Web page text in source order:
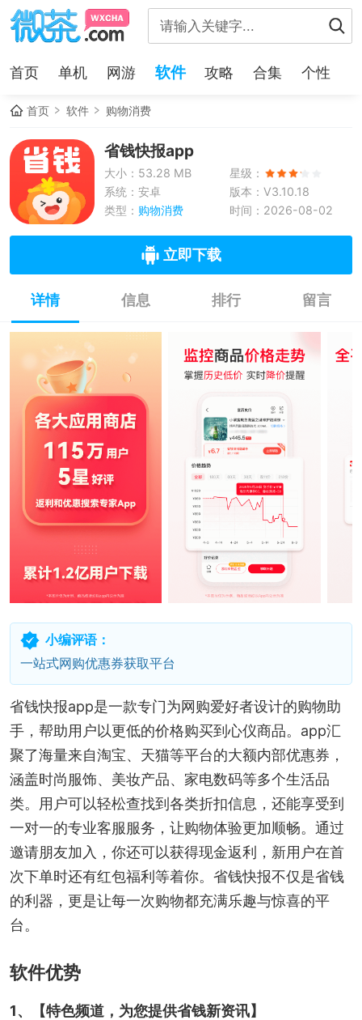
首页 单机 网游 软件 攻略 合集 个性
首页 软件 购物消费
省钱快报app
大小：53.28 MB
星级：
系统：安卓
版本：V3.10.18
类型： 购物消费 时间：2026-08-02
立即下载
详情 信息 排行 留言
小编评语：
一站式网购优惠券获取平台
省钱快报app是一款专门为网购爱好者设计的购物助
手，帮助用户以更低的价格购买到心仪商品。app汇
聚了海量来自淘宝、天猫等平台的大额内部优惠券，
涵盖时尚服饰、美妆产品、家电数码等多个生活品
类。用户可以轻松查找到各类折扣信息，还能享受到
一对一的专业客服服务，让购物体验更加顺畅。通过
邀请朋友加入，你还可以获得现金返利，新用户在首
次下单时还有红包福利等着你。省钱快报不仅是省钱
的利器，更是让每一次购物都充满乐趣与惊喜的平
台。
软件优势
1、【特色频道，为您提供省钱新资讯】